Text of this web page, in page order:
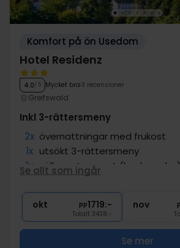
Komfort på ön Usedom
Hotel Residenz
4.0/ 5 Mycket bra 3 recensioner
Greifswald
Inkl 3-rättersmeny
2x övernattningar med frukost
1x utsökt 3-rättersmeny
1x välkomstpresent (badponcho)
Tillgång till bastu
∞ Gratis parkering
Se allt som ingår
okt pp1719:-
Totalt 3438:-
nov
Se mer